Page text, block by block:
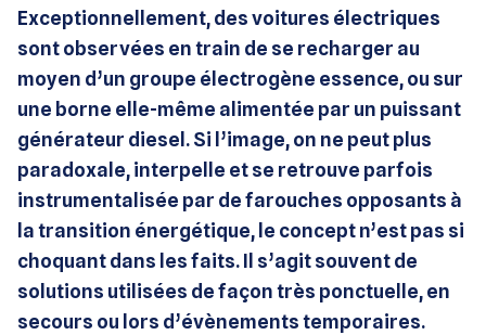
Exceptionnellement, des voitures électriques
sont observées en train de se recharger au
moyen d’un groupe électrogène essence, ou sur
une borne elle-même alimentée par un puissant
générateur diesel. Si l’image, on ne peut plus
paradoxale, interpelle et se retrouve parfois
instrumentalisée par de farouches opposants à
la transition énergétique, le concept n’est pas si
choquant dans les faits. Il s’agit souvent de
solutions utilisées de façon très ponctuelle, en
secours ou lors d’évènements temporaires.